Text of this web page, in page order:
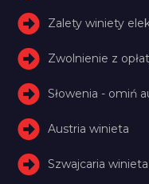
Zalety winiety
Zwolnienie z
Słowenia - omiń
Austria winieta
Szwajcaria winieta